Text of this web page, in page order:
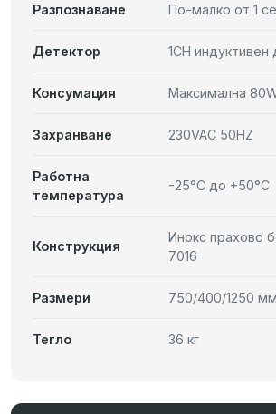
Разпознаване По-малко от 1
Детектор 1CH индуктивен
Консумация Максимална
Захранване 230VAC 50HZ
Работна
температура
-25°C до +50°C
Конструкция
Инокс прахово
7016
Размери 750/400/1250 мм
Тегло 36 кг